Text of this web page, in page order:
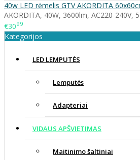
40w LED rėmelis GTV AKORDITA
AKORDITA, 40W, 3600lm, AC220-240V,
€3099
Kategorijos
LED LEMPUTĖS
Lemputės
Adapteriai
VIDAUS APŠVIETIMAS
Maitinimo šaltiniai